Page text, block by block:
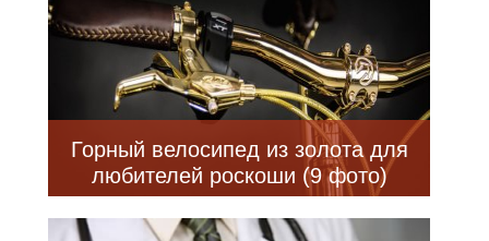
Горный велосипед из золота для
любителей роскоши (9 фото)